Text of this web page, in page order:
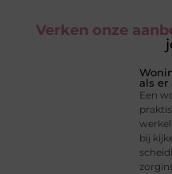
Verken onze
als er
Een
bij